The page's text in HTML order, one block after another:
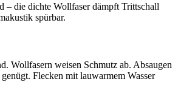
– die dichte Wollfaser dämpft Trittschall
spürbar.
Wollfasern weisen Schmutz ab. Absaugen
Flecken mit lauwarmem Wasser